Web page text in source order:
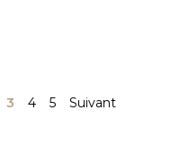
3 4 5 Suivant